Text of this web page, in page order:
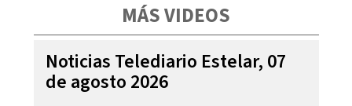
MÁS VIDEOS
Noticias Telediario Estelar, 07
de agosto 2026